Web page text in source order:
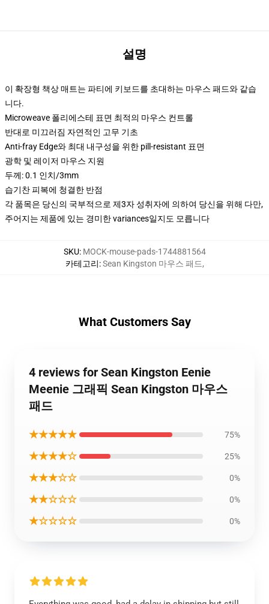
설명
이 확장형 책상 매트는 파티에 키보드를 초대하는 마우스 패드와 같습
니다.
Microweave 폴리에스테 표면 최적의 마우스 컨트롤
반대로 미끄러짐 자연적인 고무 기초
Anti-fray Edge와 최대 내구성을 위한 pill-resistant 표면
광학 및 레이저 마우스 지원
두께: 0.1 인치/3mm
습기찬 피복에 청결한 반점
각 품목은 당신의 국부적으로 제3자 성취자에 의하여 당신을 위해 다만,
주어지는 제품에 있는 경미한 variances일지도 모릅니다
SKU: MOCK-mouse-pads-1744881564
카테고리:Sean Kingston 마우스 패드,
What Customers Say
4 reviews for Sean Kingston Eenie
Meenie 그래픽 Sean Kingston 마우스
패드
★★★★★ 75%
★★★★☆ 25%
★★★☆☆ 0%
★★☆☆☆ 0%
★☆☆☆☆ 0%